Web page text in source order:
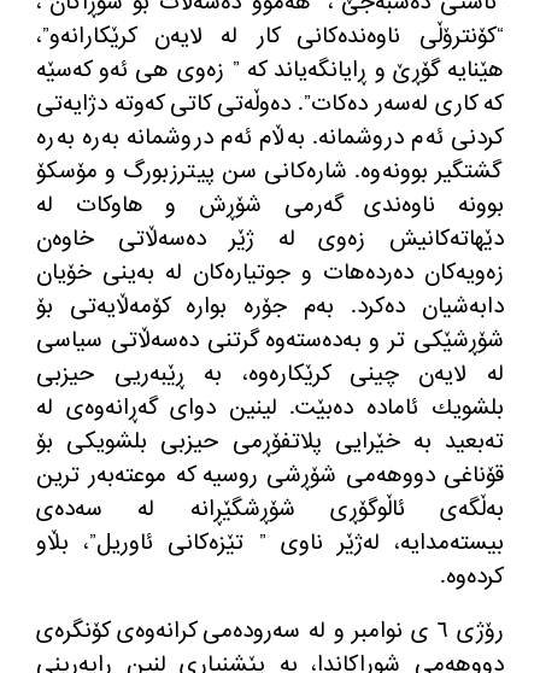
“كۆنترۆڵی ناوەندەكانی كار لە لایەن كرێكارانەو”،
هێنایە گۆڕێ و ڕایانگەیاند كە ” زەوی هی ئەو كەسێە
كە كاری لەسەر دەكات”. دەوڵەتی كاتی كەوتە دژایەتی
كردنی ئەم دروشمانە. بەڵام ئەم دروشمانە بەرە بەرە
گشتگیر بوونەوە. شارەكانی سن پیترزبورگ و مۆسكۆ
بوونە ناوەندی گەرمی شۆڕش و هاوكات لە
دێهاتەكانیش زەوی لە ژێر دەسەڵاتی خاوەن
زەویەكان دەردەهات و جوتیارەكان لە بەینی خۆیان
دابەشیان دەكرد. بەم جۆرە بوارە كۆمەڵایەتی بۆ
شۆڕشێكی تر و بەدەستەوە گرتنی دەسەڵاتی سیاسی
لە لایەن چینی كرێكارەوە، بە ڕێبەریی حیزبی
بلشویك ئامادە دەبێت. لینین دوای گەڕانەوەی لە
تەبعید بە خێرایی پلاتفۆڕمی حیزبی بلشویكی بۆ
قۆناغی دووهەمی شۆڕشی روسیە كە موعتەبەر ترین
بەڵگەی ئاڵوگۆڕی شۆڕشگێڕانە لە سەدەی
بیستەمدایە، لەژێر ناوی ” تێزەكانی ئاوریل”، بڵاو
كردەوە.
رۆژی ٦ ی نوامبر و لە سەرودەمی كرانەوەی كۆنگرەی
دووهەمی شوڕاكاندا، بە پێشنیاری لنین راپەرینی